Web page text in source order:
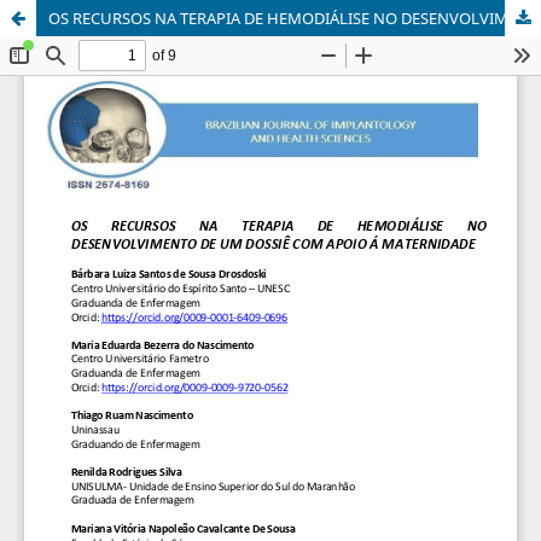
OS RECURSOS NA TERAPIA DE HEMODIÁLISE NO DESENVOLVIMENTO DE UM DOSSIÊ COM APOIO Á MATERNIDADE